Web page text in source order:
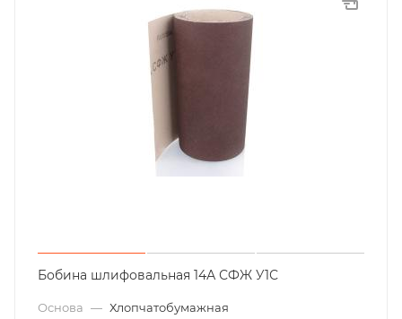
Бобина шлифовальная 14А СФЖ У1С
Основа — Хлопчатобумажная